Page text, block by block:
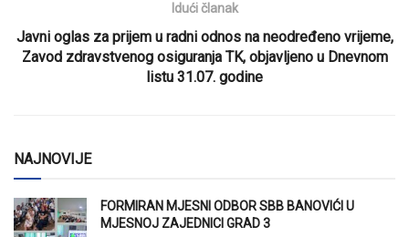
Idući članak
Javni oglas za prijem u radni odnos na neodređeno vrijeme,
Zavod zdravstvenog osiguranja TK, objavljeno u Dnevnom
listu 31.07. godine
NAJNOVIJE
FORMIRAN MJESNI ODBOR SBB BANOVIĆI U
MJESNOJ ZAJEDNICI GRAD 3